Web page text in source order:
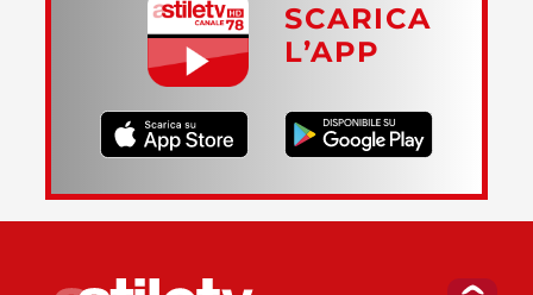
SCARICA
L’APP